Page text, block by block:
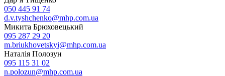
050 445 91 74
d.v.tyshchenko@mhp.com.ua
Микита Брюховецький
095 287 29 20
m.briukhovetskyi@mhp.com.ua
Наталія Полозун
095 115 31 02
n.polozun@mhp.com.ua